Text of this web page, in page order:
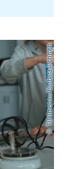
TU Ilmenau/Barbara Aichroth